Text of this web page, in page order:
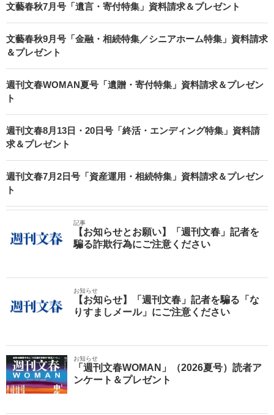
文藝春秋7月号「遺言・寄付特集」資料請求＆プレゼント
文藝春秋9月号「金融・相続特集／シニアホーム特集」資料請求
＆プレゼント
週刊文春WOMAN夏号「遺贈・寄付特集」資料請求＆プレゼン
ト
週刊文春8月13日・20日号「終活・エンディング特集」資料請
求＆プレゼント
週刊文春7月2日号「資産運用・相続特集」資料請求＆プレゼン
ト
記事
【お知らせとお願い】「週刊文春」記者を
騙る詐欺行為にご注意ください
お知らせ
【お知らせ】「週刊文春」記者を騙る「な
りすましメール」にご注意ください
お知らせ
「週刊文春WOMAN」（2026夏号）読者ア
ンケート＆プレゼント